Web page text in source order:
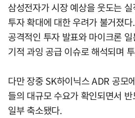
삼성전자가 시장 예상을 웃도는
투자 확대에 대한 우려가 불거졌
공격적인 투자 발표와 마이크론
기적 과잉 공급 이슈로 해석되며
다만 장중 SK하이닉스 ADR 공모
들의 대규모 수요가 확인되면서
일부 축소됐다.